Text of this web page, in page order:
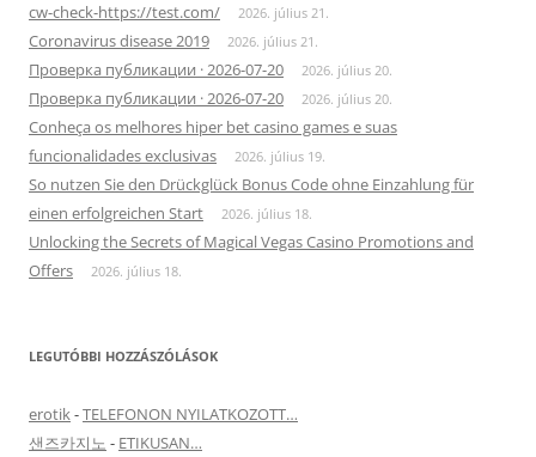
cw-check-https://test.com/ 2026. július 21.
Coronavirus disease 2019 2026. július 21.
Проверка публикации · 2026-07-20 2026. július 20.
Проверка публикации · 2026-07-20 2026. július 20.
Conheça os melhores hiper bet casino games e suas
funcionalidades exclusivas
2026. július 19.
So nutzen Sie den Drückglück Bonus Code ohne Einzahlung für
einen erfolgreichen Start
2026. július 18.
Unlocking the Secrets of Magical Vegas Casino Promotions and
Offers
2026. július 18.
LEGUTÓBBI HOZZÁSZÓLÁSOK
erotik-TELEFONON NYILATKOZOTT…
샌즈카지노 - ETIKUSAN…